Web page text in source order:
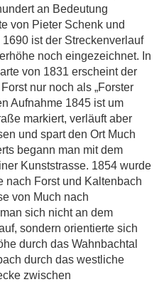
an Bedeutung
von Pieter Schenk und
ist der Streckenverlauf
noch eingezeichnet. In
von 1831 erscheint der
nur noch als „Forster
Aufnahme 1845 ist um
markiert, verläuft aber
und spart den Ort Much
begann man mit dem
Kunststrasse. 1854 wurde
nach Forst und Kaltenbach
von Much nach
sich nicht an dem
sondern orientierte sich
durch das Wahnbachtal
durch das westliche
zwischen